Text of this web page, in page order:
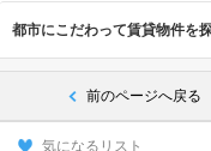
都市にこだわって賃貸物件を
前のページへ戻る
気になるリスト